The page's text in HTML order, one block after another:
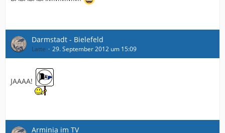
Darmstadt - Bielefeld
Latte 29. September 2012 um 15:09
JAAAA!
Arminia im TV